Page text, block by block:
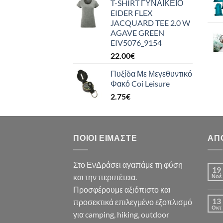
T-SHIRT ΓΥΝΑΙΚΕΙΟ
EIDER FLEX
JACQUARD TEE 2.0 W
AGAVE GREEN
EIV5076_9154
22.00€
Πυξίδα Με Μεγεθυντικό
Φακό Coi Leisure
2.75€
ΠΟΙΟΙ ΕΊΜΑΣΤΕ
Στο ΕνΔράσει αγαπάμε τη φύση
και την περιπέτεια.
Προσφέρουμε αξιόπιστο και
προσεκτικά επιλεγμένο εξοπλισμό
για camping, hiking, outdoor
19
Νοέ
13
Οκτ